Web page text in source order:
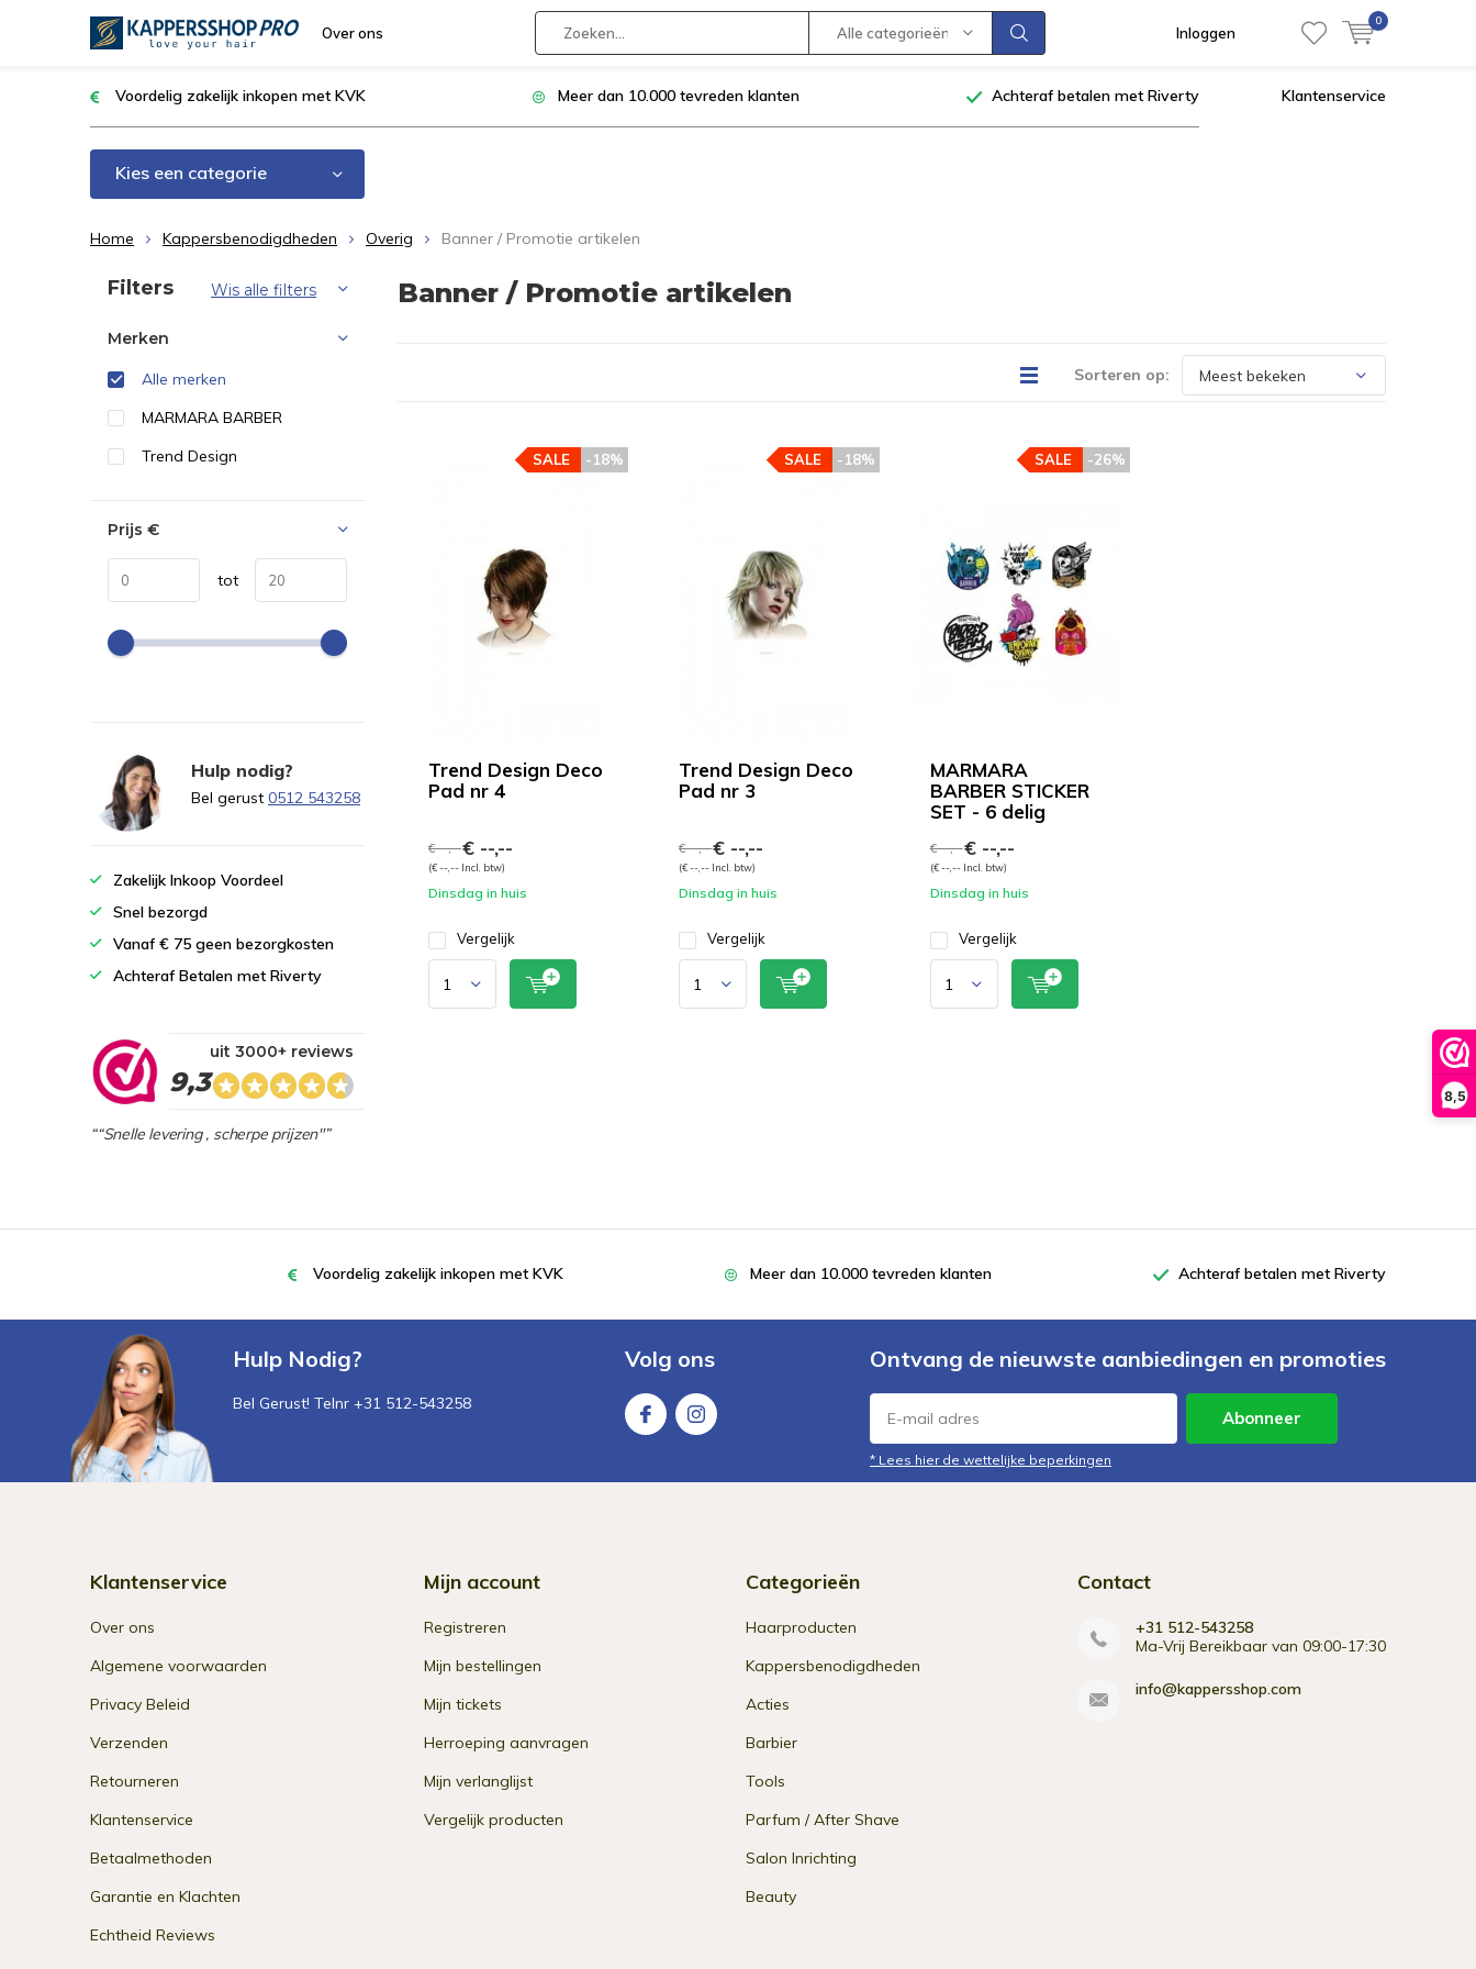
8,5
Over ons Alle categorieën Inloggen
0
Voordelig zakelijk inkopen met KVK Meer dan 10.000 tevreden klanten Achteraf betalen met Riverty Klantenservice
Kies een categorie
Home Kappersbenodigdheden Overig Banner / Promotie artikelen
Banner / Promotie artikelen
Sorteren op:
Trend Design Deco
Pad nr 4
-18%
SALE
€ --,--€ --,--
(€ --,-- Incl. btw)
Dinsdag in huis
Vergelijk
Trend Design Deco
Pad nr 3
-18%
SALE
€ --,--€ --,--
(€ --,-- Incl. btw)
Dinsdag in huis
Vergelijk
MARMARA
BARBER STICKER
SET - 6 delig
-26%
SALE
€ --,--€ --,--
(€ --,-- Incl. btw)
Dinsdag in huis
Vergelijk
Sorteren op:
Filters Wis alle filters
Merken
Alle merken
MARMARA BARBER
Trend Design
Prijs €
tot
Hulp nodig?
Bel gerust 0512 543258
Zakelijk Inkoop Voordeel
Snel bezorgd
Vanaf € 75 geen bezorgkosten
Achteraf Betalen met Riverty
9,3
uit 3000+ reviews
““Snelle levering , scherpe prijzen"”
Voordelig zakelijk inkopen met KVK Meer dan 10.000 tevreden klanten Achteraf betalen met Riverty
Hulp Nodig?
Bel Gerust! Telnr +31 512-543258
Volg ons Ontvang de nieuwste aanbiedingen en promoties
Abonneer
* Lees hier de wettelijke beperkingen
Klantenservice
Over ons
Algemene voorwaarden
Privacy Beleid
Verzenden
Retourneren
Klantenservice
Betaalmethoden
Garantie en Klachten
Echtheid Reviews
Mijn account
Registreren
Mijn bestellingen
Mijn tickets
Herroeping aanvragen
Mijn verlanglijst
Vergelijk producten
Categorieën
Haarproducten
Kappersbenodigdheden
Acties
Barbier
Tools
Parfum / After Shave
Salon Inrichting
Beauty
Contact
+31 512-543258
Ma-Vrij Bereikbaar van 09:00-17:30
info@kappersshop.com